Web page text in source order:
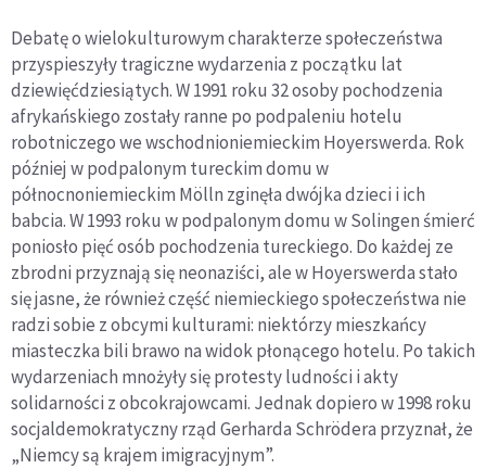
Debatę o wielokulturowym charakterze społeczeństwa
przyspieszyły tragiczne wydarzenia z początku lat
dziewięćdziesiątych. W 1991 roku 32 osoby pochodzenia
afrykańskiego zostały ranne po podpaleniu hotelu
robotniczego we wschodnioniemieckim Hoyerswerda. Rok
później w podpalonym tureckim domu w
północnoniemieckim Mölln zginęła dwójka dzieci i ich
babcia. W 1993 roku w podpalonym domu w Solingen śmierć
poniosło pięć osób pochodzenia tureckiego. Do każdej ze
zbrodni przyznają się neonaziści, ale w Hoyerswerda stało
się jasne, że również część niemieckiego społeczeństwa nie
radzi sobie z obcymi kulturami: niektórzy mieszkańcy
miasteczka bili brawo na widok płonącego hotelu. Po takich
wydarzeniach mnożyły się protesty ludności i akty
solidarności z obcokrajowcami. Jednak dopiero w 1998 roku
socjaldemokratyczny rząd Gerharda Schrödera przyznał, że
„Niemcy są krajem imigracyjnym”.